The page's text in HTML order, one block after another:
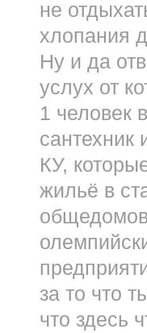
не
хлопания
Ну и да
услух от
1 человек
сантехник
КУ,
жильё в
за то что
что здесь